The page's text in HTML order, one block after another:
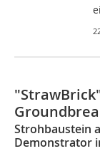
Strohbaustein
Demonstrator